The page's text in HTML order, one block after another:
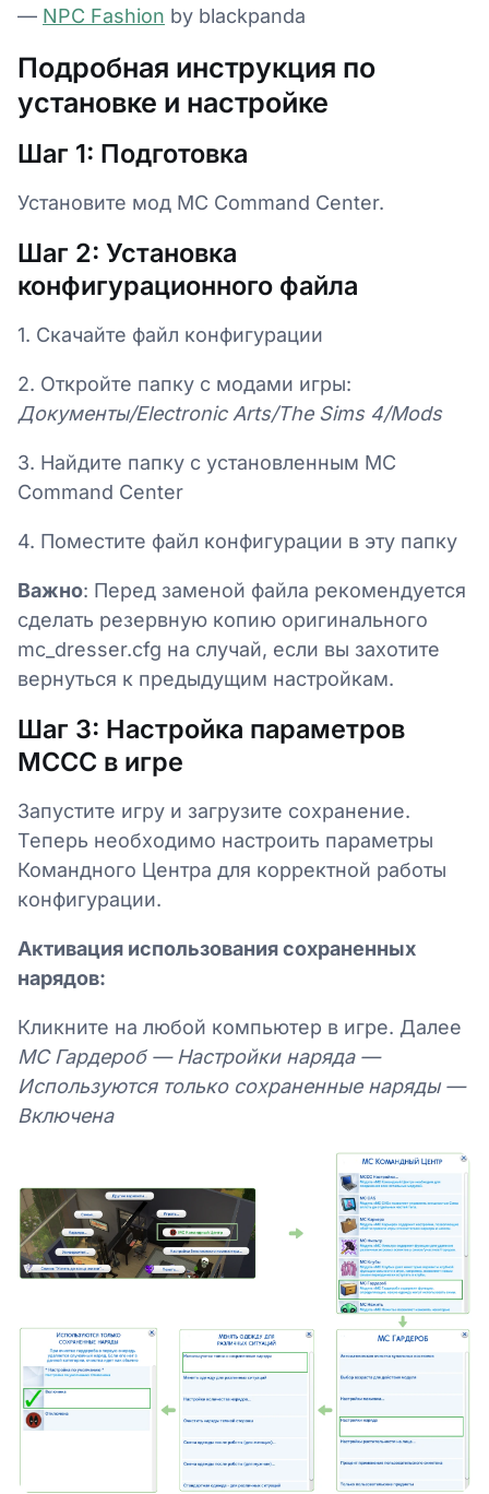
— NPC Fashion by blackpanda
Подробная инструкция по
установке и настройке
Шаг 1: Подготовка
Установите мод MC Command Center.
Шаг 2: Установка
конфигурационного файла
1. Скачайте файл конфигурации
2. Откройте папку с модами игры:
Документы/Electronic Arts/The Sims 4/Mods
3. Найдите папку с установленным MC
Command Center
4. Поместите файл конфигурации в эту папку
Важно: Перед заменой файла рекомендуется
сделать резервную копию оригинального
mc_dresser.cfg на случай, если вы захотите
вернуться к предыдущим настройкам.
Шаг 3: Настройка параметров
MCCC в игре
Запустите игру и загрузите сохранение.
Теперь необходимо настроить параметры
Командного Центра для корректной работы
конфигурации.
Активация использования сохраненных
нарядов:
Кликните на любой компьютер в игре. Далее
MC Гардероб — Настройки наряда —
Используются только сохраненные наряды —
Включена